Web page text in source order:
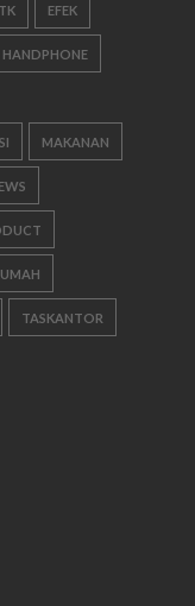
EFEK
HANDPHONE
MAKANAN
TASKANTOR